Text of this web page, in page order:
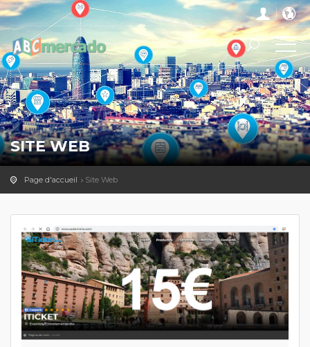
SITE WEB
Page d'accueil Site Web